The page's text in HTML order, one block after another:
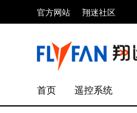
官方网站 翔迷社区
首页 遥控系统